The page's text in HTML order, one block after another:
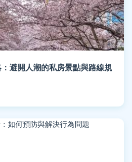
避開人潮的私房景點與路線規